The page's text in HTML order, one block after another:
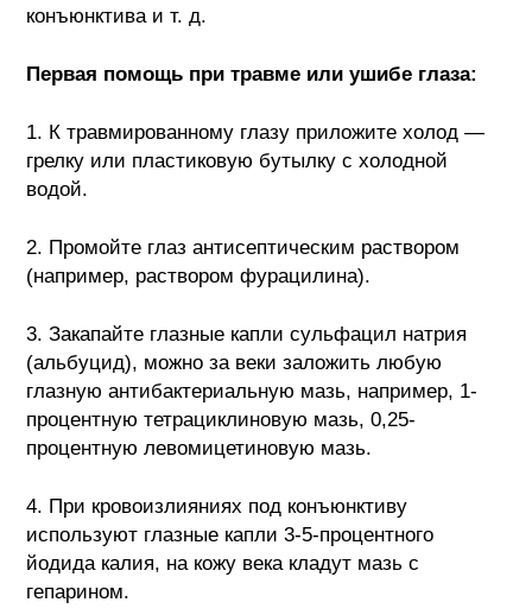
конъюнктива и т. д.
Первая помощь при травме или ушибе глаза:
1. К травмированному глазу приложите холод —
грелку или пластиковую бутылку с холодной
водой.
2. Промойте глаз антисептическим раствором
(например, раствором фурацилина).
3. Закапайте глазные капли сульфацил натрия
(альбуцид), можно за веки заложить любую
глазную антибактериальную мазь, например, 1-
процентную тетрациклиновую мазь, 0,25-
процентную левомицетиновую мазь.
4. При кровоизлияниях под конъюнктиву
используют глазные капли 3-5-процентного
йодида калия, на кожу века кладут мазь с
гепарином.